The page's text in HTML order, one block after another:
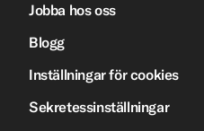
Jobba hos oss
Blogg
Inställningar för cookies
Sekretessinställningar